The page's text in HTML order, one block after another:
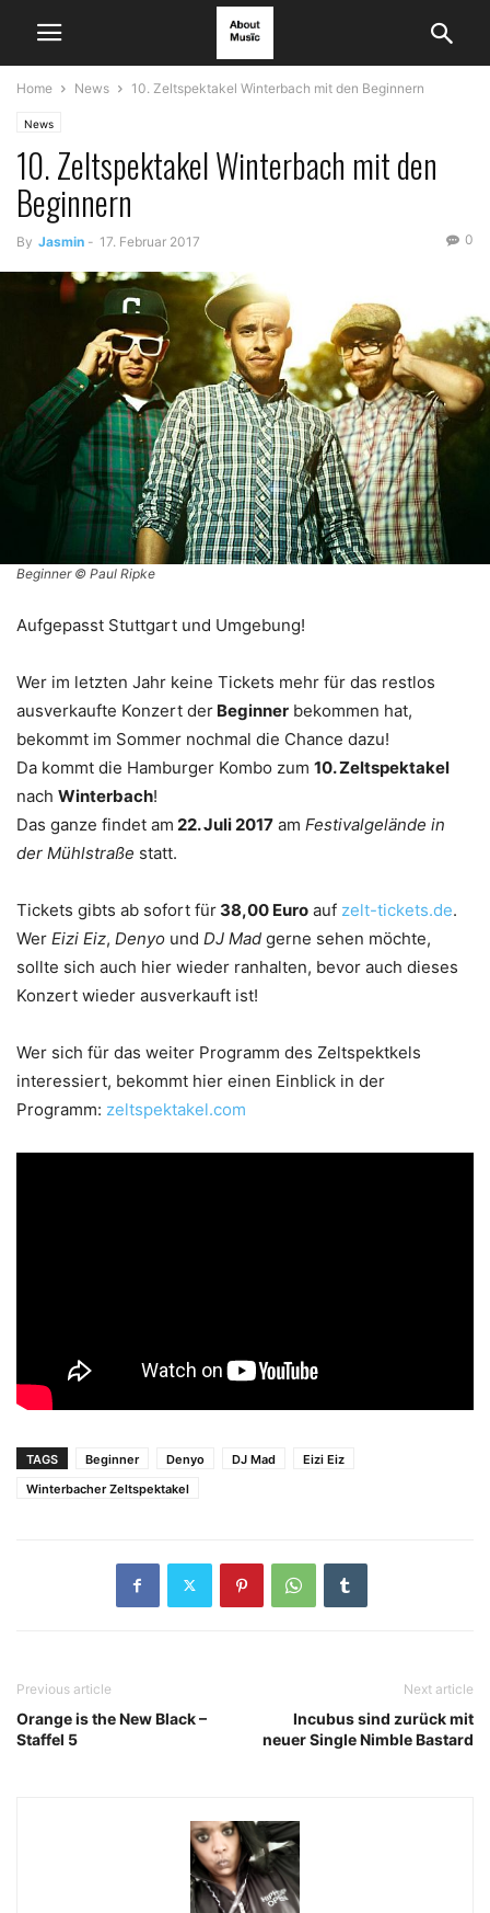
Home News 10. Zeltspektakel Winterbach mit den Beginnern
News
10. Zeltspektakel Winterbach mit den
Beginnern
By Jasmin - 17. Februar 2017 0
Beginner © Paul Ripke
Aufgepasst Stuttgart und Umgebung!
Wer im letzten Jahr keine Tickets mehr für das restlos
ausverkaufte Konzert der Beginner bekommen hat,
bekommt im Sommer nochmal die Chance dazu!
Da kommt die Hamburger Kombo zum 10. Zeltspektakel
nach Winterbach!
Das ganze findet am 22. Juli 2017 am Festivalgelände in
der Mühlstraße statt.
Tickets gibts ab sofort für 38,00 Euro auf zelt-tickets.de.
Wer Eizi Eiz, Denyo und DJ Mad gerne sehen möchte,
sollte sich auch hier wieder ranhalten, bevor auch dieses
Konzert wieder ausverkauft ist!
Wer sich für das weiter Programm des Zeltspektkels
interessiert, bekommt hier einen Einblick in der
Programm: zeltspektakel.com
TAGS Beginner Denyo DJ Mad
Eizi Eiz
Winterbacher Zeltspektakel
Previous article
Orange is the New Black –
Staffel 5
Next article
Incubus sind zurück mit
neuer Single Nimble Bastard